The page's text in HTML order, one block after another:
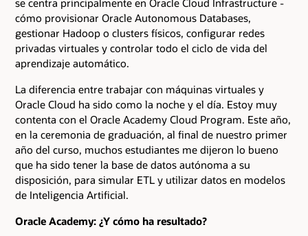
cómo provisionar Oracle Autonomous Databases,
gestionar Hadoop o clusters físicos, configurar redes
privadas virtuales y controlar todo el ciclo de vida del
aprendizaje automático.
La diferencia entre trabajar con máquinas virtuales y
Oracle Cloud ha sido como la noche y el día. Estoy muy
contenta con el Oracle Academy Cloud Program. Este año,
en la ceremonia de graduación, al final de nuestro primer
año del curso, muchos estudiantes me dijeron lo bueno
que ha sido tener la base de datos autónoma a su
disposición, para simular ETL y utilizar datos en modelos
de Inteligencia Artificial.
Oracle Academy: ¿Y cómo ha resultado?